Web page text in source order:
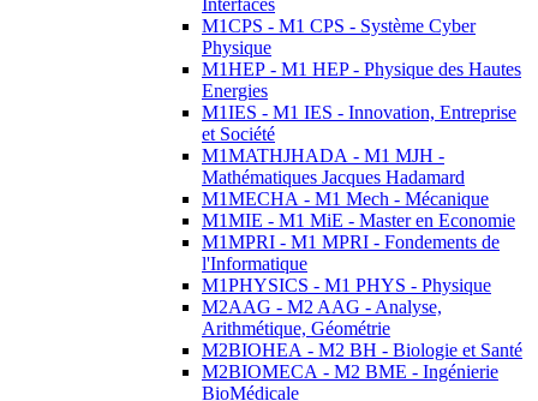
Interfaces
M1CPS - M1 CPS - Système Cyber
Physique
M1HEP - M1 HEP - Physique des Hautes
Energies
M1IES - M1 IES - Innovation, Entreprise
et Société
M1MATHJHADA - M1 MJH -
Mathématiques Jacques Hadamard
M1MECHA - M1 Mech - Mécanique
M1MIE - M1 MiE - Master en Economie
M1MPRI - M1 MPRI - Fondements de
l'Informatique
M1PHYSICS - M1 PHYS - Physique
M2AAG - M2 AAG - Analyse,
Arithmétique, Géométrie
M2BIOHEA - M2 BH - Biologie et Santé
M2BIOMECA - M2 BME - Ingénierie
BioMédicale